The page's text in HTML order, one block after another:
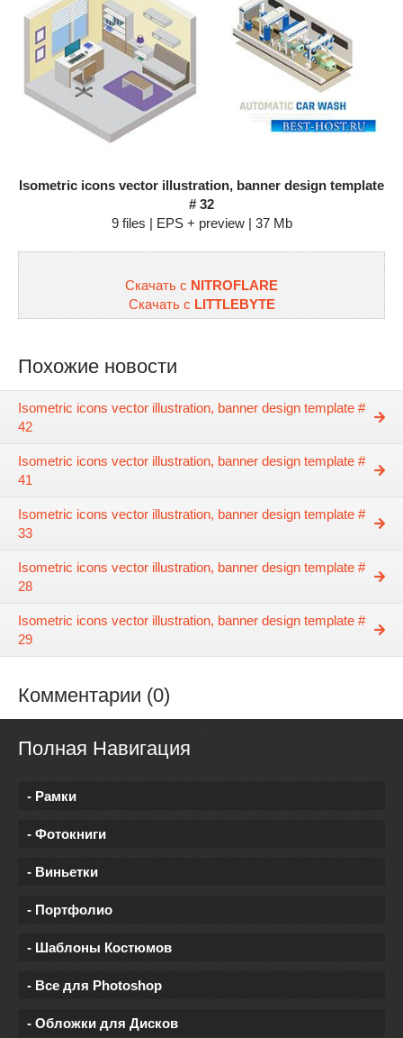
Isometric icons vector illustration, banner design template
# 32
9 files | EPS + preview | 37 Mb
Скачать с NITROFLARE
Скачать с LITTLEBYTE
Похожие новости
Isometric icons vector illustration, banner design template #
42
Isometric icons vector illustration, banner design template #
41
Isometric icons vector illustration, banner design template #
33
Isometric icons vector illustration, banner design template #
28
Isometric icons vector illustration, banner design template #
29
Комментарии (0)
Полная Навигация
- Рамки
- Фотокниги
- Виньетки
- Портфолио
- Шаблоны Костюмов
- Все для Photoshop
- Обложки для Дисков